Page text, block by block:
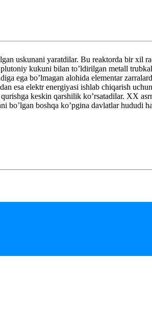
uskunani yaratdilar. Bu reaktorda bir xil
kukuni bilan to’ldirilgan metall
ega bo’lmagan alohida elementar
esa elektr energiyasi ishlab chiqarish
keskin qarshilik ko’rsatadilar. XX
bo’lgan boshqa ko’pgina davlatlar hududi